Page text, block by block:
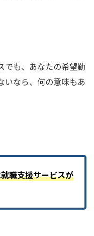
でも、あなたの希望勤
いなら、何の意味もあ
職支援サービスが